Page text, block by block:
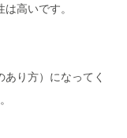
高いです。
り方）になってく